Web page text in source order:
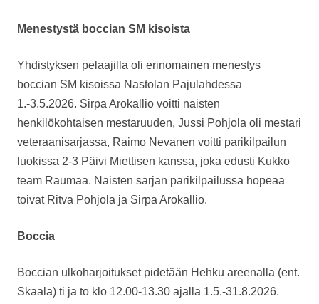
Menestystä boccian SM kisoista
Yhdistyksen pelaajilla oli erinomainen menestys
boccian SM kisoissa Nastolan Pajulahdessa
1.-3.5.2026. Sirpa Arokallio voitti naisten
henkilökohtaisen mestaruuden, Jussi Pohjola oli mestari
veteraanisarjassa, Raimo Nevanen voitti parikilpailun
luokissa 2-3 Päivi Miettisen kanssa, joka edusti Kukko
team Raumaa. Naisten sarjan parikilpailussa hopeaa
toivat Ritva Pohjola ja Sirpa Arokallio.
Boccia
Boccian ulkoharjoitukset pidetään Hehku areenalla (ent.
Skaala) ti ja to klo 12.00-13.30 ajalla 1.5.-31.8.2026.